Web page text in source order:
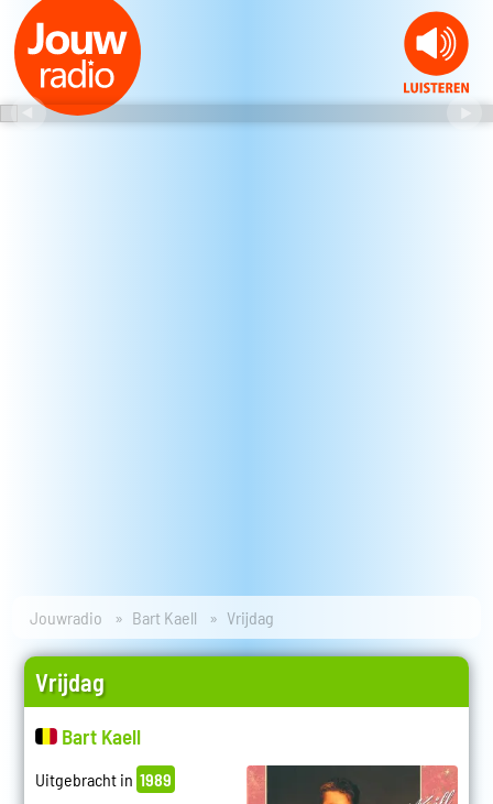
Jouwradio Bart Kaell Vrijdag
Vrijdag
Bart Kaell
Uitgebracht in 1989